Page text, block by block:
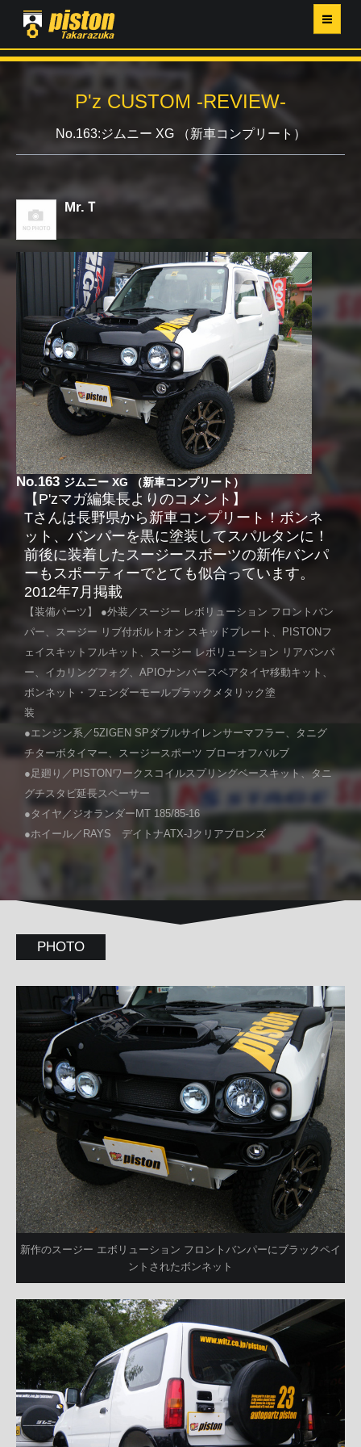
P'Z MAGAZINE
PISTON YAHOO店
営業日・イベントカレンダー
店舗ご案内
P'z CUSTOM -REVIEW-
No.163:ジムニー XG （新車コンプリート）
Mr.Ｔ
No.163 ジムニー XG （新車コンプリート）
【P'zマガ編集長よりのコメント】
Tさんは長野県から新車コンプリート！ボンネ
ット、バンパーを黒に塗装してスパルタンに！
前後に装着したスージースポーツの新作バンパ
ーもスポーティーでとても似合っています。
2012年7月掲載
【装備パーツ】 ●外装／スージー レボリューション フロントバン
パー、スージー リブ付ボルトオン スキッドプレート、PISTONフ
ェイスキットフルキット、スージー レボリューション リアバンパ
ー、イカリングフォグ、APIOナンバースペアタイヤ移動キット、
ボンネット・フェンダーモールブラックメタリック塗
装
●エンジン系／5ZIGEN SPダブルサイレンサーマフラー、タニグ
チターボタイマー、スージースポーツ ブローオフバルブ
●足廻り／PISTONワークスコイルスプリングベースキット、タニ
グチスタビ延長スペーサー
●タイヤ／ジオランダーMT 185/85-16
●ホイール／RAYS デイトナATX-Jクリアブロンズ
PHOTO
新作のスージー エボリューション フロントバンパーにブラックペイ
ントされたボンネット